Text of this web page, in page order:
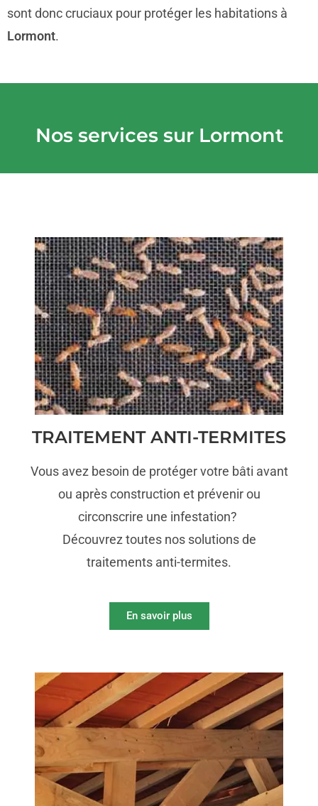
sont donc cruciaux pour protéger les habitations à
Lormont.
Nos services sur Lormont
TRAITEMENT ANTI-TERMITES
Vous avez besoin de protéger votre bâti avant
ou après construction et prévenir ou
circonscrire une infestation?
Découvrez toutes nos solutions de
traitements anti-termites.
En savoir plus